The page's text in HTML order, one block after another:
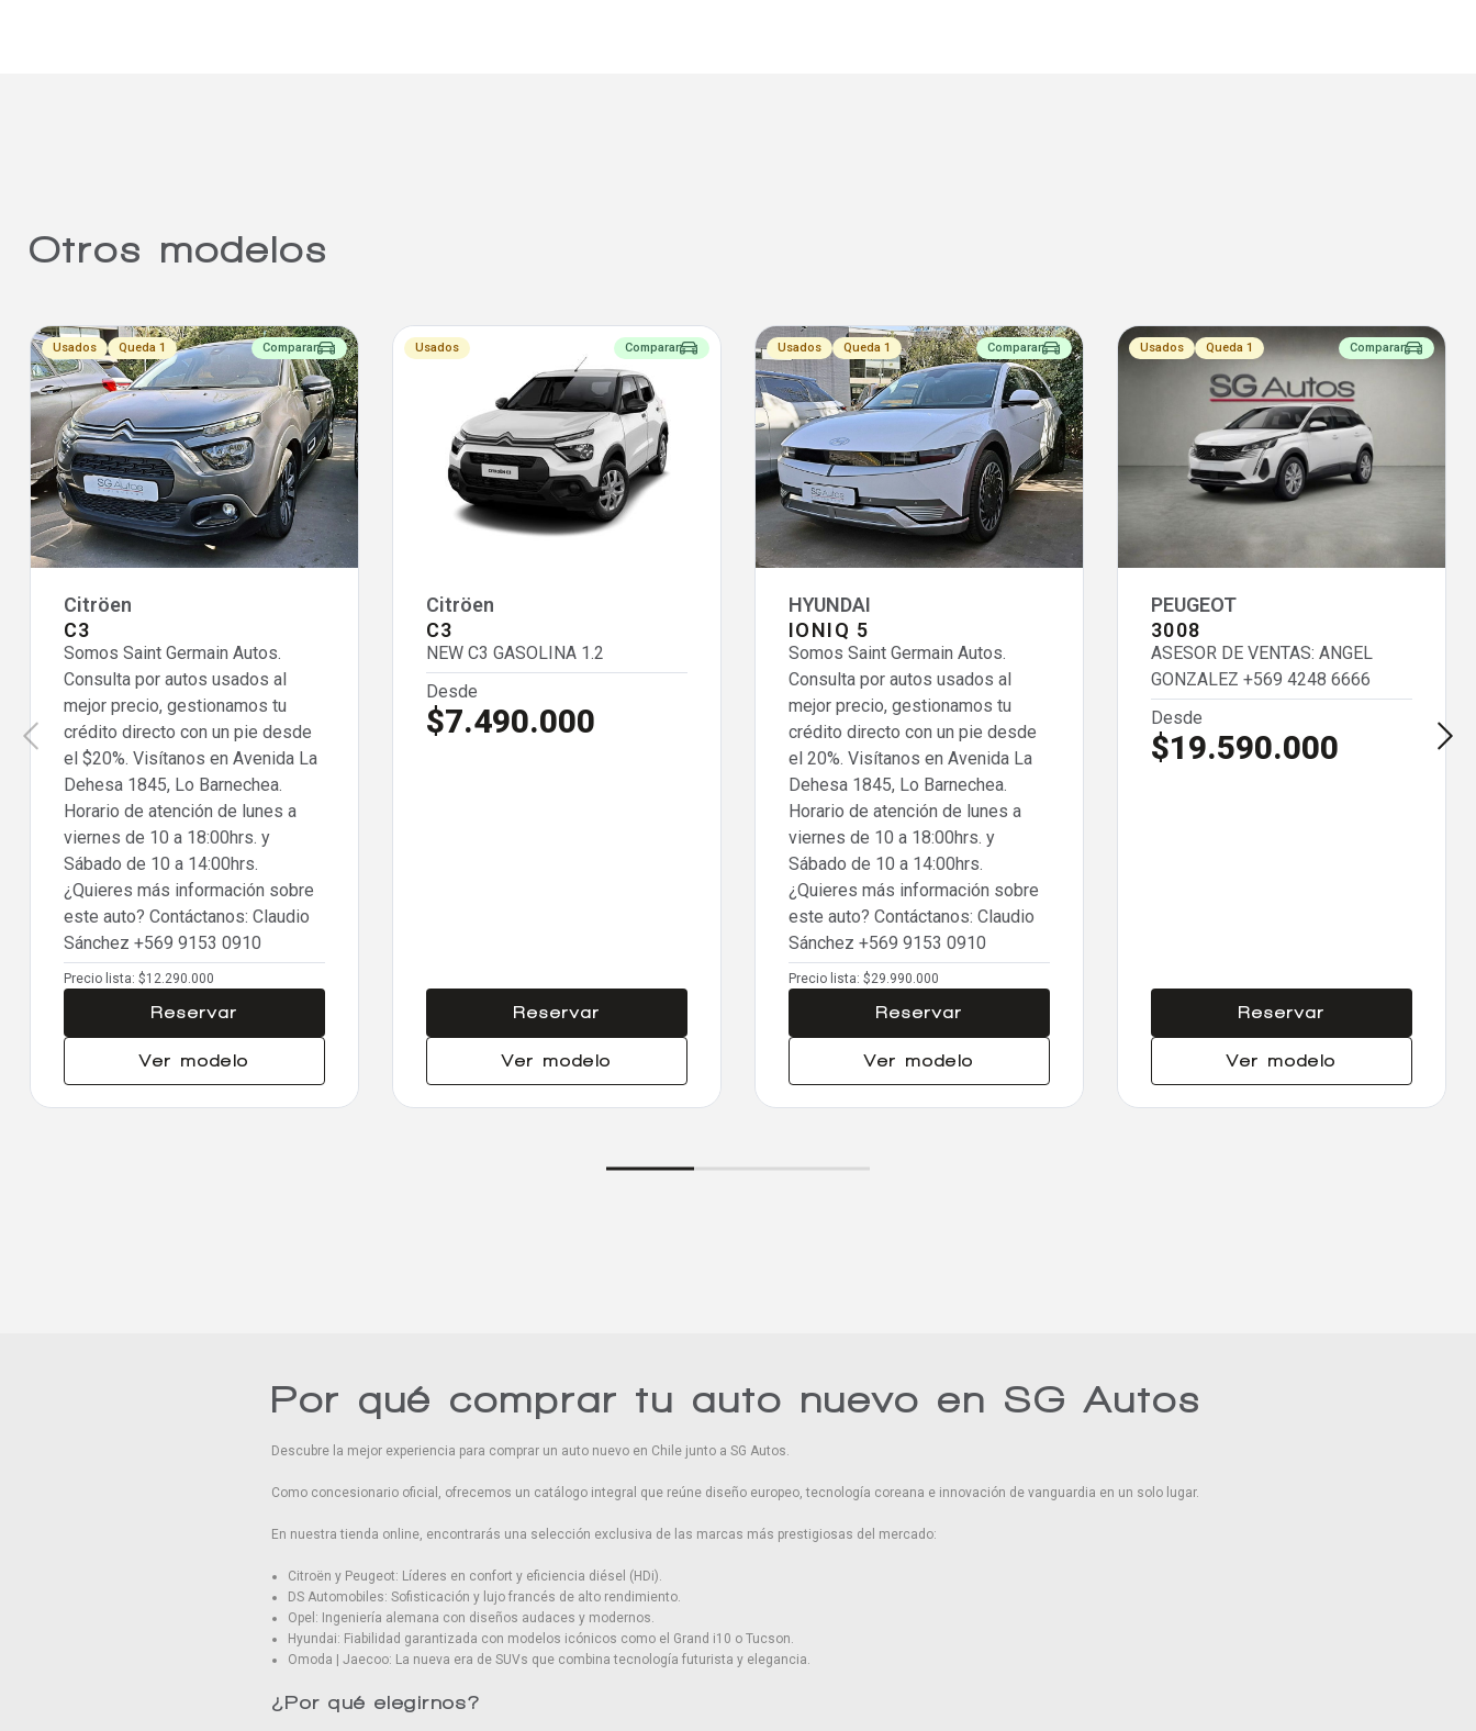
Otros modelos
Usados Queda 1 Comparar
Citröen
C3
Somos Saint Germain Autos.
Consulta por autos usados al
mejor precio, gestionamos tu
crédito directo con un pie desde
el $20%. Visítanos en Avenida La
Dehesa 1845, Lo Barnechea.
Horario de atención de lunes a
viernes de 10 a 18:00hrs. y
Sábado de 10 a 14:00hrs.
¿Quieres más información sobre
este auto? Contáctanos: Claudio
Sánchez +569 9153 0910
Precio lista: $12.290.000
Reservar
Ver modelo
Usados Comparar
Citröen
C3
NEW C3 GASOLINA 1.2
Desde
$7.490.000
Reservar
Ver modelo
Usados Queda 1 Comparar
HYUNDAI
IONIQ 5
Somos Saint Germain Autos.
Consulta por autos usados al
mejor precio, gestionamos tu
crédito directo con un pie desde
el 20%. Visítanos en Avenida La
Dehesa 1845, Lo Barnechea.
Horario de atención de lunes a
viernes de 10 a 18:00hrs. y
Sábado de 10 a 14:00hrs.
¿Quieres más información sobre
este auto? Contáctanos: Claudio
Sánchez +569 9153 0910
Precio lista: $29.990.000
Reservar
Ver modelo
Usados Queda 1 Comparar
PEUGEOT
3008
ASESOR DE VENTAS: ANGEL
GONZALEZ +569 4248 6666
Desde
$19.590.000
Reservar
Ver modelo
Por qué comprar tu auto nuevo en SG Autos
Descubre la mejor experiencia para comprar un auto nuevo en Chile junto a SG Autos.
Como concesionario oficial, ofrecemos un catálogo integral que reúne diseño europeo, tecnología coreana e innovación de vanguardia en un solo lugar.
En nuestra tienda online, encontrarás una selección exclusiva de las marcas más prestigiosas del mercado:
Citroën y Peugeot: Líderes en confort y eficiencia diésel (HDi).
DS Automobiles: Sofisticación y lujo francés de alto rendimiento.
Opel: Ingeniería alemana con diseños audaces y modernos.
Hyundai: Fiabilidad garantizada con modelos icónicos como el Grand i10 o Tucson.
Omoda | Jaecoo: La nueva era de SUVs que combina tecnología futurista y elegancia.
¿Por qué elegirnos?